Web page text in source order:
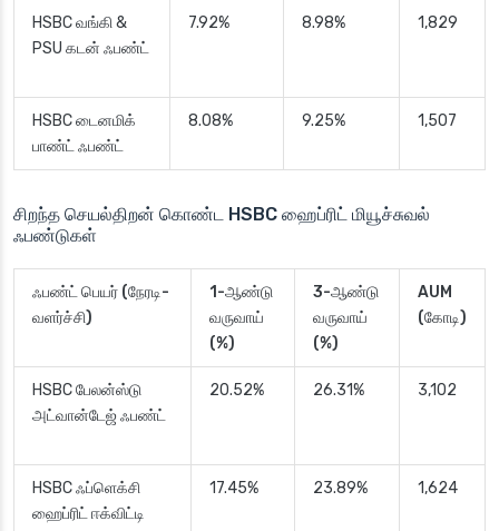
HSBC வங்கி &
PSU கடன் ஃபண்ட்
7.92% 8.98% 1,829
HSBC டைனமிக்
பாண்ட் ஃபண்ட்
8.08% 9.25% 1,507
சிறந்த செயல்திறன் கொண்ட HSBC ஹைப்ரிட் மியூச்சுவல்
ஃபண்டுகள்
ஃபண்ட் பெயர் (நேரடி-
வளர்ச்சி)
1-ஆண்டு
வருவாய்
(%)
3-ஆண்டு
வருவாய்
(%)
AUM
(கோடி)
HSBC பேலன்ஸ்டு
அட்வான்டேஜ் ஃபண்ட்
20.52% 26.31% 3,102
HSBC ஃப்ளெக்சி
ஹைப்ரிட் ஈக்விட்டி
17.45% 23.89% 1,624